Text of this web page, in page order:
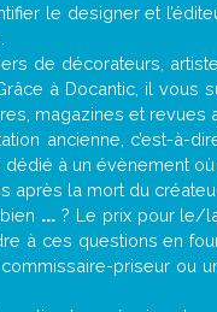
le designer et
de décorateurs,
à Docantic, il
magazines et
ancienne, c’est-à-
à un évènement
après la mort du
...? Le prix pour le/
à ces questions en
priseur ou